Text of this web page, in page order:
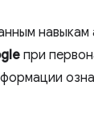
навыкам
при